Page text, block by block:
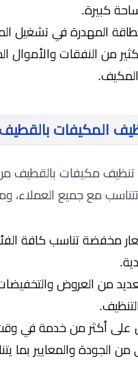
كبيرة.
المهدرة في تشغيل
من النفقات والأموال
المكيفات بالقطيف
مكيفات بالقطيف من
تتناسب مع جميع العملاء،
مخفضة تناسب كافة
من العروض
على أكثر من خدمة في
الجودة والمعايير بما